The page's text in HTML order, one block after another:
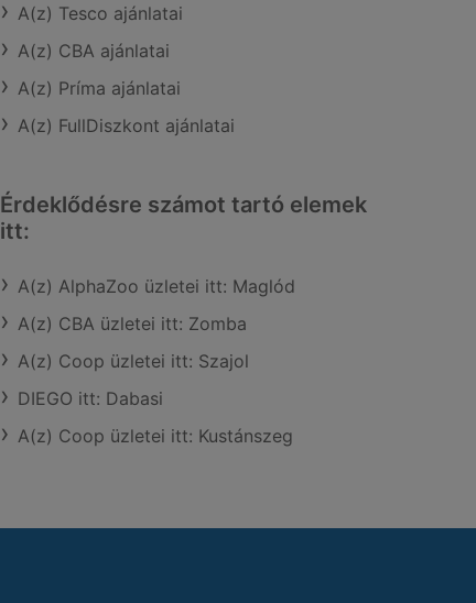
A(z) Tesco ajánlatai
A(z) CBA ajánlatai
A(z) Príma ajánlatai
A(z) FullDiszkont ajánlatai
Érdeklődésre számot tartó elemek
itt:
A(z) AlphaZoo üzletei itt: Maglód
A(z) CBA üzletei itt: Zomba
A(z) Coop üzletei itt: Szajol
DIEGO itt: Dabasi
A(z) Coop üzletei itt: Kustánszeg